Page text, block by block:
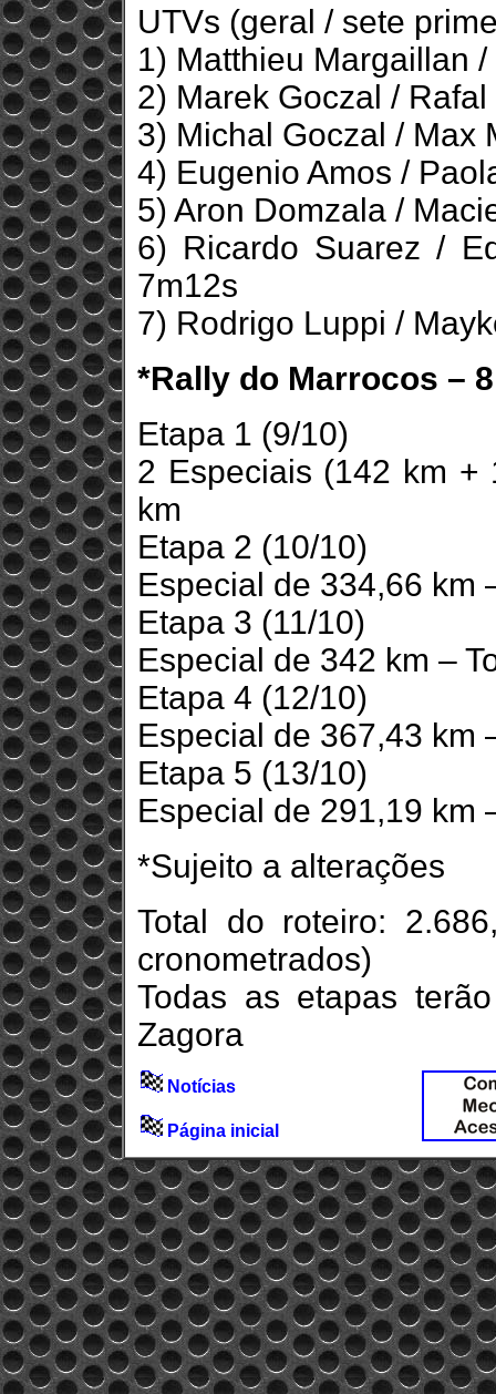
UTVs (geral / sete
1) Matthieu Margaillan
2) Marek Goczal /
3) Michal Goczal / Max
4) Eugenio Amos /
5) Aron Domzala /
6) Ricardo Suarez /
7m12s
7) Rodrigo Luppi /
*Rally do Marrocos –
Etapa 1 (9/10)
2 Especiais (142 km +
km
Etapa 2 (10/10)
Especial de 334,66 km
Etapa 3 (11/10)
Especial de 342 km –
Etapa 4 (12/10)
Especial de 367,43 km
Etapa 5 (13/10)
Especial de 291,19 km
*Sujeito a alterações
Total do roteiro:
cronometrados)
Todas as etapas
Zagora
Notícias
Página inicial